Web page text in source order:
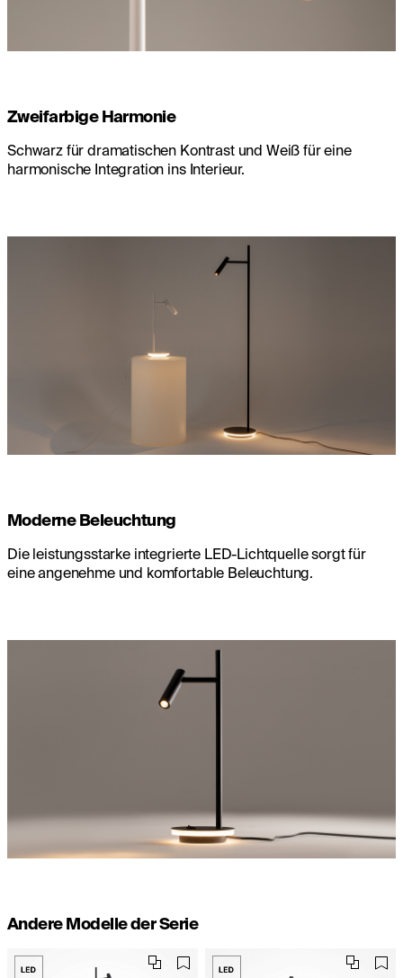
Zweifarbige Harmonie
Schwarz für dramatischen Kontrast und Weiß für eine
harmonische Integration ins Interieur.
Moderne Beleuchtung
Die leistungsstarke integrierte LED-Lichtquelle sorgt für
eine angenehme und komfortable Beleuchtung.
Andere Modelle der Serie